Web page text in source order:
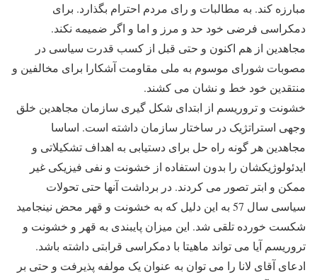
مبارزه کند. به مطالبات و رای مردم احترام بگذارد. برای
دمکراسی فرضی خود حد و مرز و اما و اگر ضمیمه نکند.
مجاهدین از هم اکنون و حتی قبل از کسب قدرت سیاسی در
مصوبات شورای موسوم به ملی مقاومت آشکارا برای مخالفین و
منتقدین خود خط و نشان می کشند.
خشونت و تروریسم از ابتدای شکل گیری سازمان مجاهدین خلق
وجهی استراتژیک در ساختار سازمان داشته است. اساسا
مجاهدین هر گونه راه حل برای دستیابی به اهداف تشکیلاتی و
ایدئولوژیکشان را بدون استفاده از خشونت و نفی فیزیکی غیر
ممکن و ابتر تصور می کردند. در برداشت آنها حتی تحولات
سیاسی سال 57 به این دلیل که به خشونت و قهر محض نینجامید
شکست خورده تلقی شد. این میزان پایبندی به قهر و خشونت و
تروریسم آیا می تواند ماهیتا با دمکراسی قرابتی داشته باشد.
ادعای آقای لانا را می توان به عنوان یک مولفه پذیرفت و حتی بر